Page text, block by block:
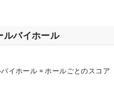
ルバイホール
イホール = ホールごとのスコア